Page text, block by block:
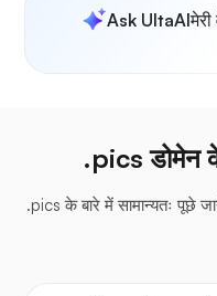
Ask UltaAI
.pics डोमेन के
.pics के बारे में सामान्यतः पूछे